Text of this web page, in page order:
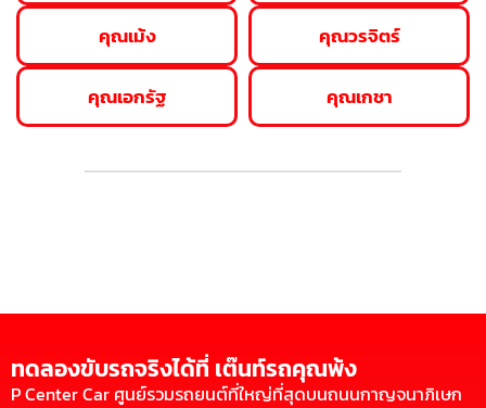
คุณเม้ง
คุณเอกรัฐ
คุณวรจิตร์
คุณเกชา
ทดลองขับรถจริงได้ที่ เต๊นท์รถคุณพ้ง
P Center Car ศูนย์รวมรถยนต์ที่ใหญ่ที่สุดบนถนนกาญจนาภิเษก